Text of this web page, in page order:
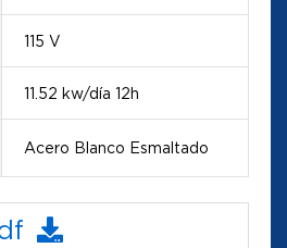
115 V
11.52 kw/día 12h
Acero Blanco Esmaltado